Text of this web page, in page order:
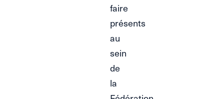
faire
présents
au
sein
de
la